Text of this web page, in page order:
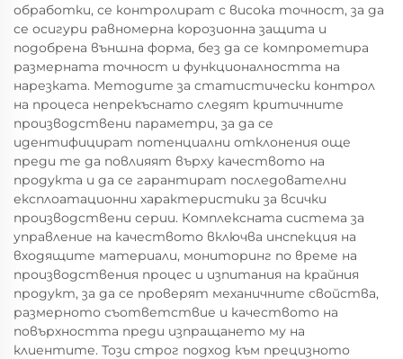
обработки, се контролират с висока точност, за да
се осигури равномерна корозионна защита и
подобрена външна форма, без да се компрометира
размерната точност и функционалността на
нарезката. Методите за статистически контрол
на процеса непрекъснато следят критичните
производствени параметри, за да се
идентифицират потенциални отклонения още
преди те да повлияят върху качеството на
продукта и да се гарантират последователни
експлоатационни характеристики за всички
производствени серии. Комплексната система за
управление на качеството включва инспекция на
входящите материали, мониторинг по време на
производствения процес и изпитания на крайния
продукт, за да се проверят механичните свойства,
размерното съответствие и качеството на
повърхността преди изпращането му на
клиентите. Този строг подход към прецизното